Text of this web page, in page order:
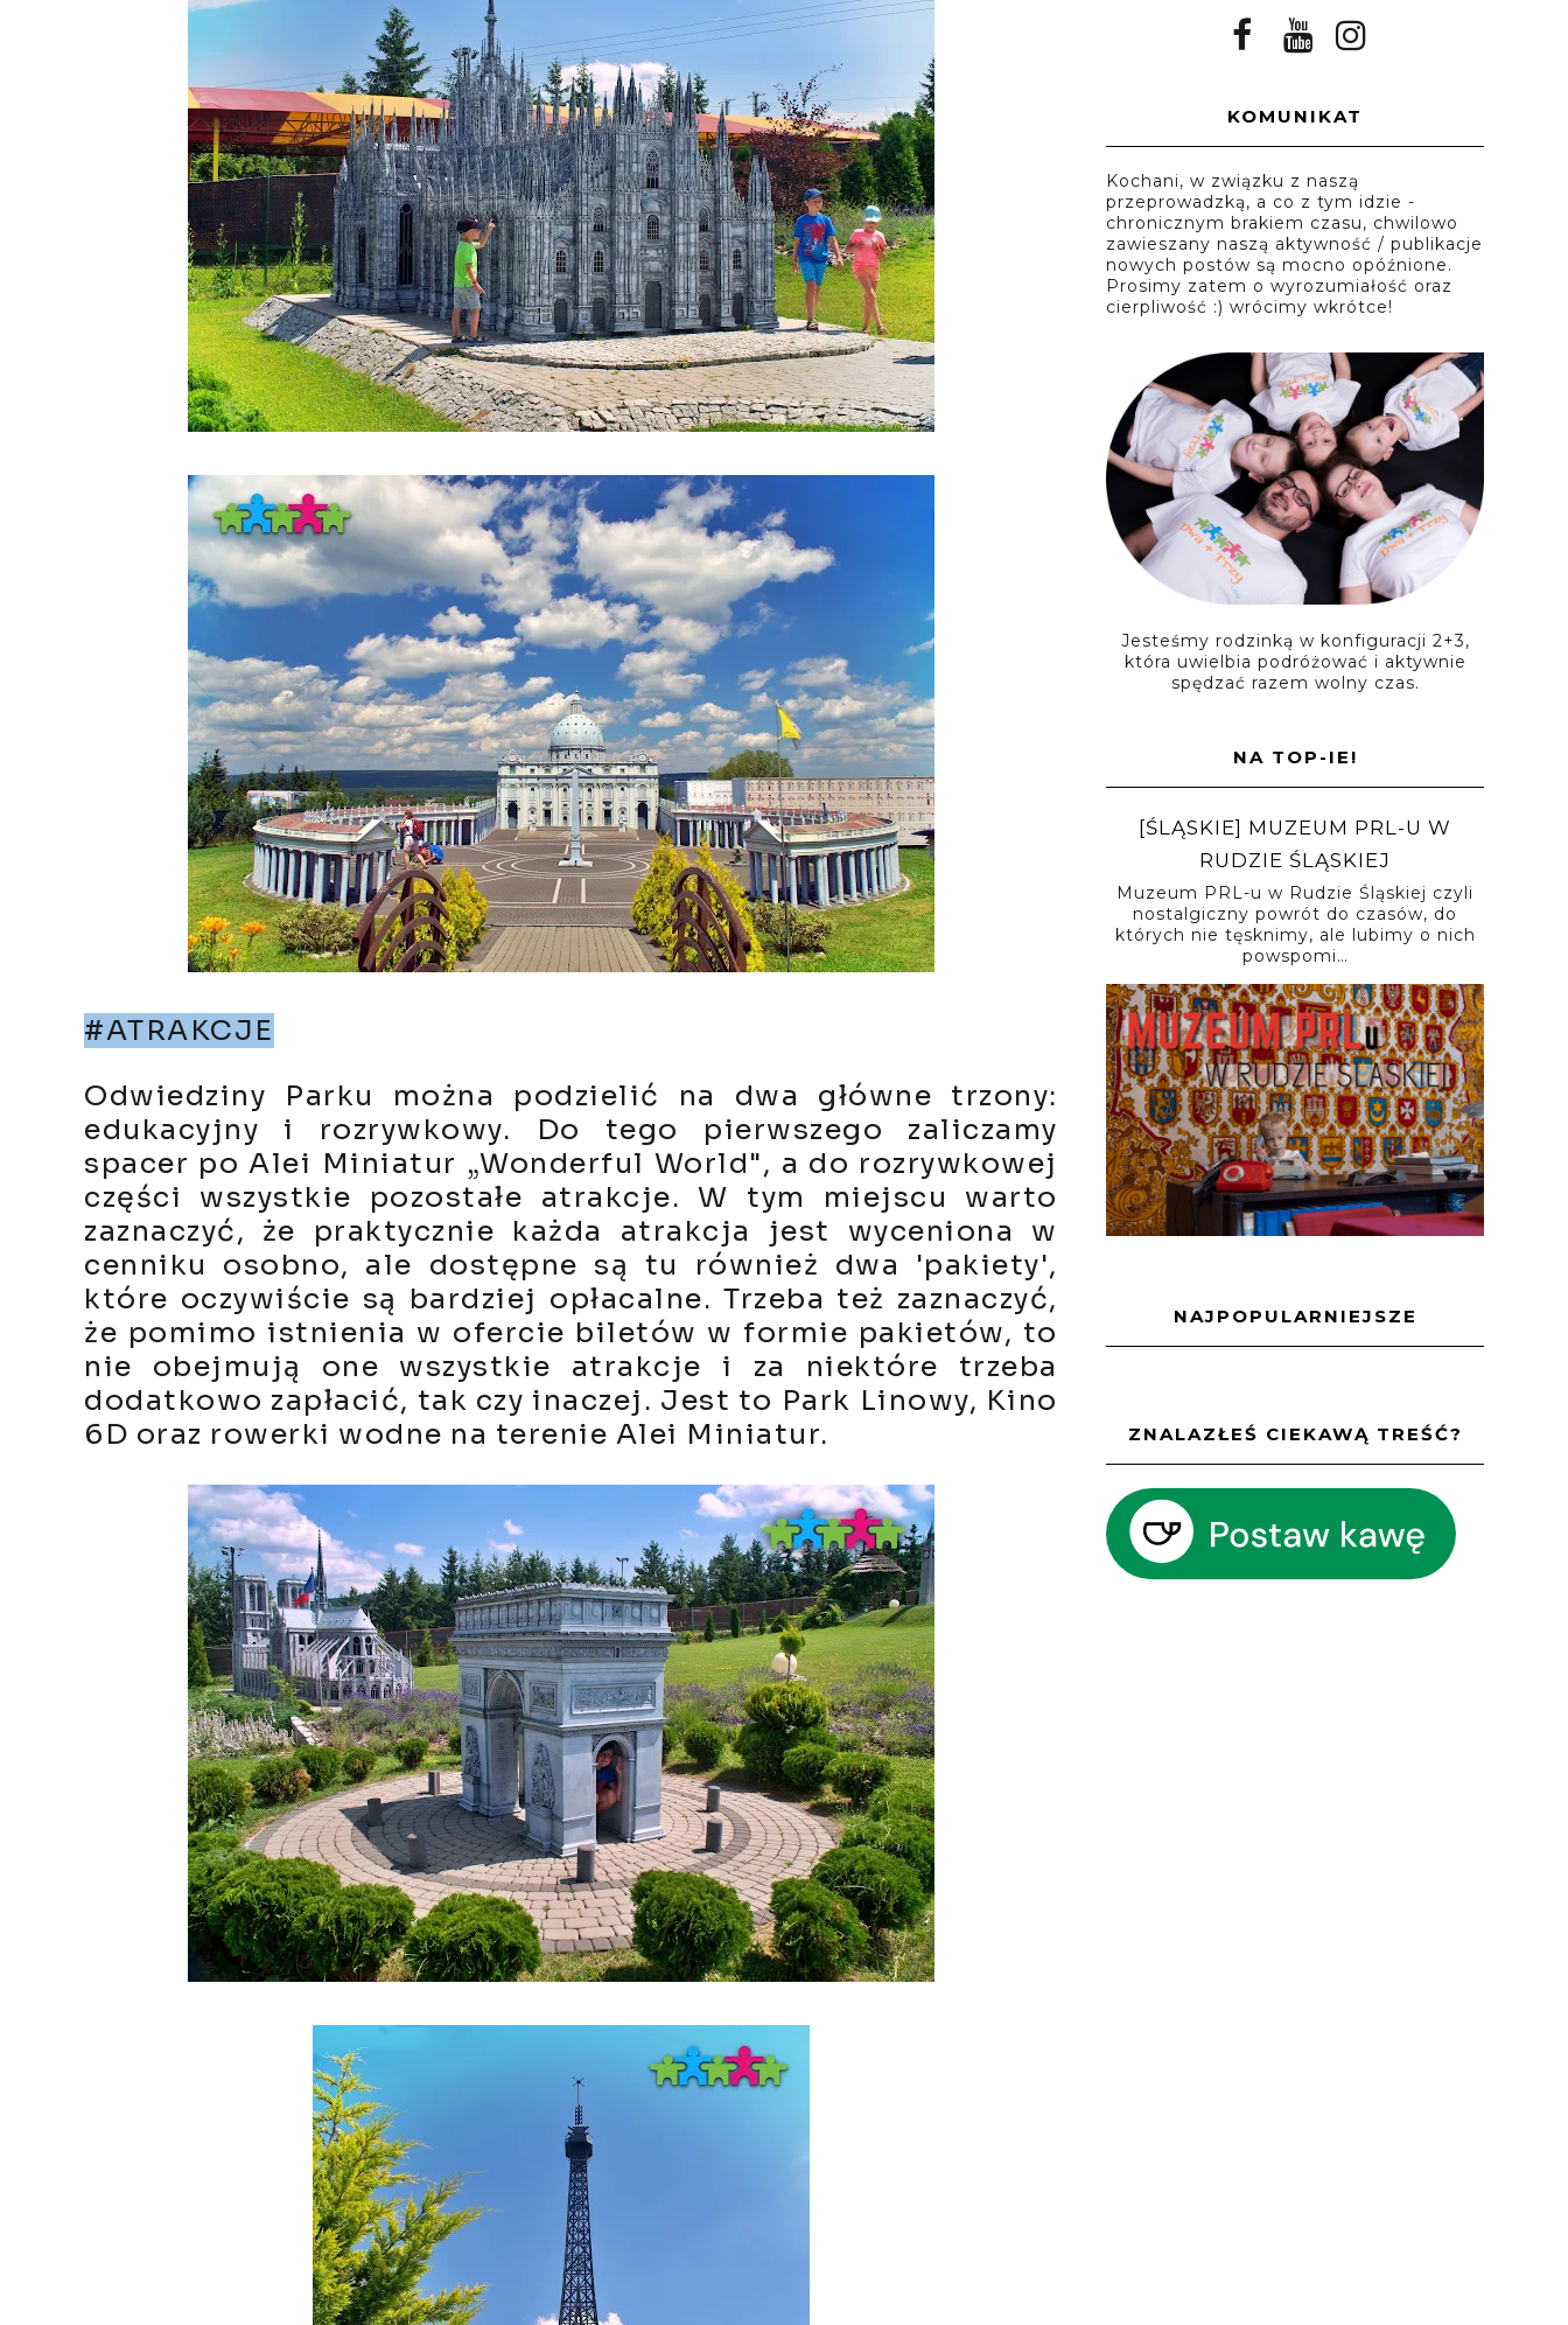
#ATRAKCJE
Odwiedziny Parku można podzielić na dwa główne trzony:
edukacyjny i rozrywkowy. Do tego pierwszego zaliczamy
spacer po Alei Miniatur „Wonderful World", a do rozrywkowej
części wszystkie pozostałe atrakcje. W tym miejscu warto
zaznaczyć, że praktycznie każda atrakcja jest wyceniona w
cenniku osobno, ale dostępne są tu również dwa 'pakiety',
które oczywiście są bardziej opłacalne. Trzeba też zaznaczyć,
że pomimo istnienia w ofercie biletów w formie pakietów, to
nie obejmują one wszystkie atrakcje i za niektóre trzeba
dodatkowo zapłacić, tak czy inaczej. Jest to Park Linowy, Kino
6D oraz rowerki wodne na terenie Alei Miniatur.
KOMUNIKAT
Kochani, w związku z naszą
przeprowadzką, a co z tym idzie -
chronicznym brakiem czasu, chwilowo
zawieszany naszą aktywność / publikacje
nowych postów są mocno opóźnione.
Prosimy zatem o wyrozumiałość oraz
cierpliwość :) wrócimy wkrótce!
Jesteśmy rodzinką w konfiguracji 2+3,
która uwielbia podróżować i aktywnie
spędzać razem wolny czas.
NA TOP-IE!
[ŚLĄSKIE] MUZEUM PRL-U W
RUDZIE ŚLĄSKIEJ
Muzeum PRL-u w Rudzie Śląskiej czyli
nostalgiczny powrót do czasów, do
których nie tęsknimy, ale lubimy o nich
powspomi…
NAJPOPULARNIEJSZE
ZNALAZŁEŚ CIEKAWĄ TREŚĆ?